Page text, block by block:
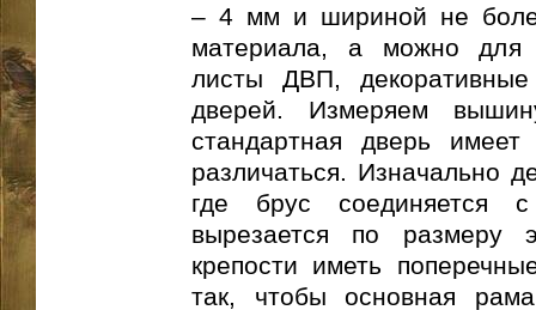
– 4 мм и шириной не
материала, а можно для
листы ДВП,
дверей. Измеряем
стандартная дверь
различаться. Изначально
где брус
вырезается по
крепости иметь
так, чтобы основная